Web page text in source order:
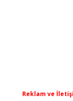
Reklam ve